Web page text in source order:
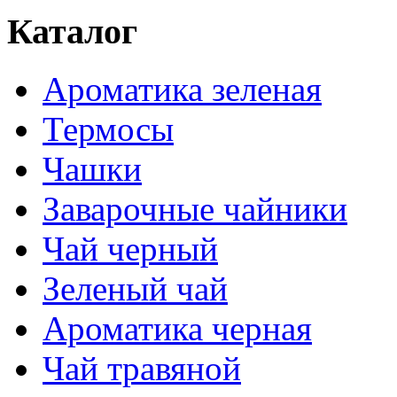
Каталог
Ароматика зеленая
Термосы
Чашки
Заварочные чайники
Чай черный
Зеленый чай
Ароматика черная
Чай травяной